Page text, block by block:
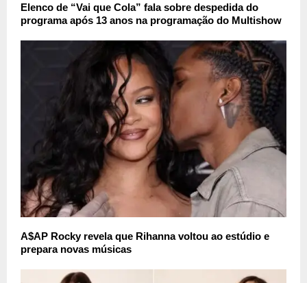
Elenco de “Vai que Cola” fala sobre despedida do
programa após 13 anos na programação do Multishow
A$AP Rocky revela que Rihanna voltou ao estúdio e
prepara novas músicas